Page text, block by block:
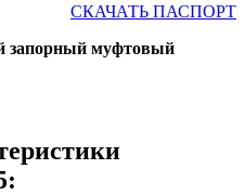
СКАЧАТЬ ПАСПОРТ
запорный муфтовый